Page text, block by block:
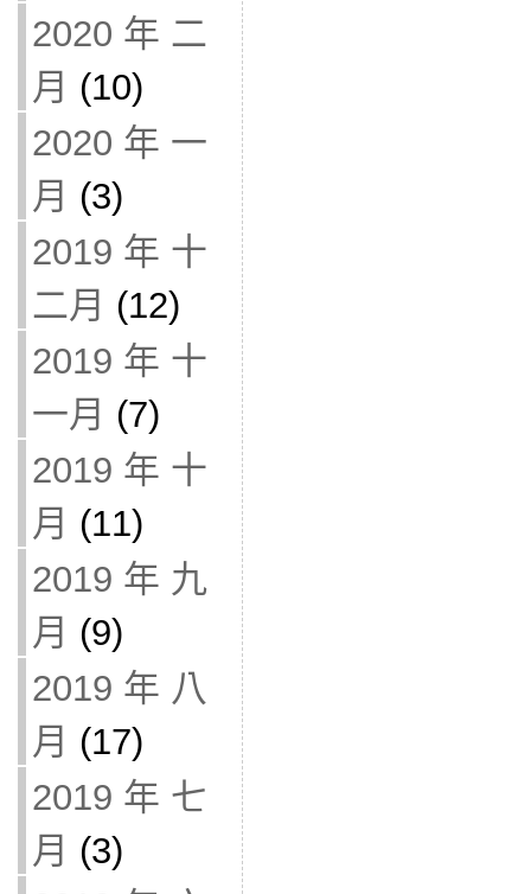
2020 年 二
月 (10)
2020 年 一
月 (3)
2019 年 十
二月 (12)
2019 年 十
一月 (7)
2019 年 十
月 (11)
2019 年 九
月 (9)
2019 年 八
月 (17)
2019 年 七
月 (3)